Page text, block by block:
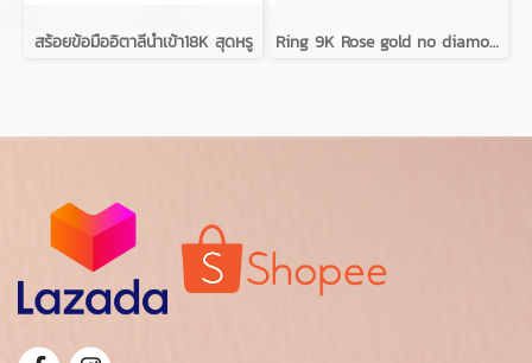
สร้อยข้อมืออิตาลีนำเข้า18K สุดหรู Ring 9K Rose gold no diamond